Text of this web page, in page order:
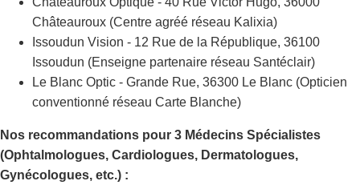
Châteauroux (Centre agréé réseau Kalixia)
Issoudun Vision - 12 Rue de la République, 36100
Issoudun (Enseigne partenaire réseau Santéclair)
Le Blanc Optic - Grande Rue, 36300 Le Blanc (Opticien
conventionné réseau Carte Blanche)
Nos recommandations pour 3 Médecins Spécialistes
(Ophtalmologues, Cardiologues, Dermatologues,
Gynécologues, etc.) :